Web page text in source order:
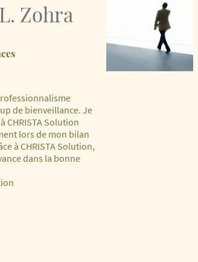
Zohra
de bienveillance. Je
CHRISTA Solution
lors de mon bilan
à CHRISTA Solution,
dans la bonne